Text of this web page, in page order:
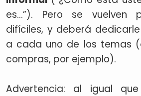
es...”). Pero se vuelven
difíciles, y deberá
a cada uno de los temas
compras, por ejemplo).
Advertencia: al igual